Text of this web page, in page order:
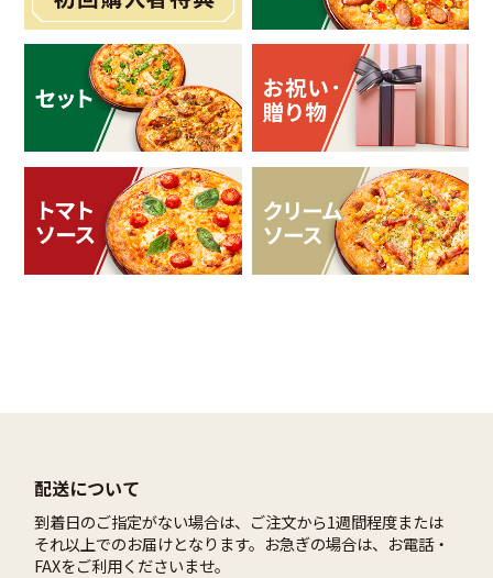
配送について
到着日のご指定がない場合は、ご注文から1週間程度または
それ以上でのお届けとなります。お急ぎの場合は、お電話・
FAXをご利用くださいませ。